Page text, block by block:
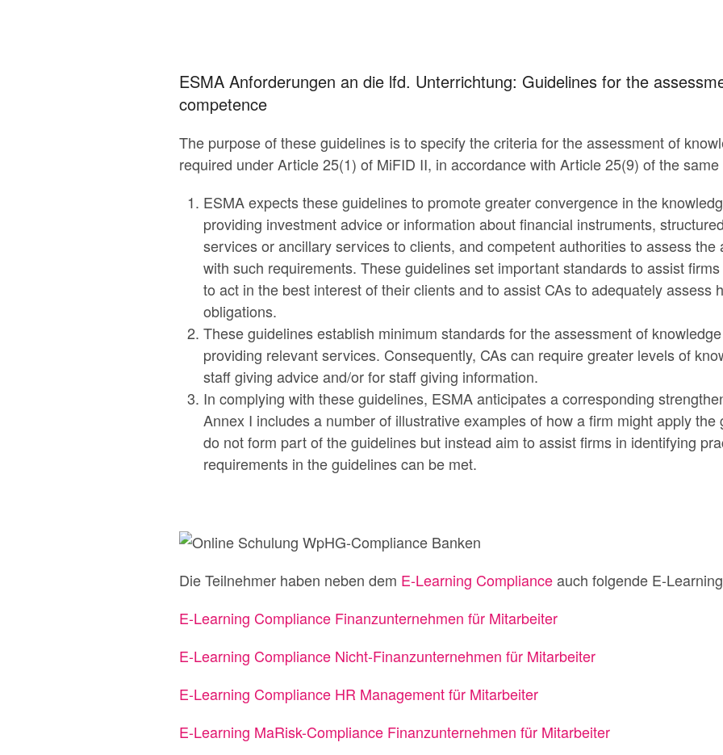
ESMA Anforderungen an die lfd. Unterrichtung: Guidelines for the
competence
The purpose of these guidelines is to specify the criteria for the assessment of
required under Article 25(1) of MiFID II, in accordance with Article 25(9) of the
ESMA expects these guidelines to promote greater convergence in the
providing investment advice or information about financial instruments,
services or ancillary services to clients, and competent authorities to assess
with such requirements. These guidelines set important standards to assist
to act in the best interest of their clients and to assist CAs to adequately assess
obligations.
These guidelines establish minimum standards for the assessment of
providing relevant services. Consequently, CAs can require greater levels of
staff giving advice and/or for staff giving information.
In complying with these guidelines, ESMA anticipates a corresponding
Annex I includes a number of illustrative examples of how a firm might apply
do not form part of the guidelines but instead aim to assist firms in identifying
requirements in the guidelines can be met.
Die Teilnehmer haben neben dem E-Learning Complianceauch folgende E-
E-Learning Compliance Finanzunternehmen für Mitarbeiter
E-Learning Compliance Nicht-Finanzunternehmen für Mitarbeiter
E-Learning Compliance HR Management für Mitarbeiter
E-Learning MaRisk-Compliance Finanzunternehmen für Mitarbeiter